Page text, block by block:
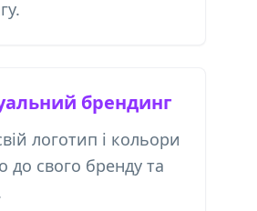
брендинг
логотип і кольори
до свого бренду та